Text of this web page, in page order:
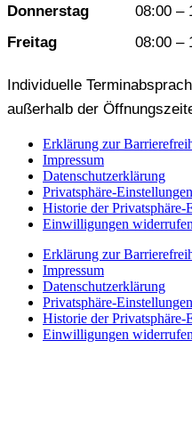
Donnerstag
08:00 –
Freitag
08:00 –
Individuelle
außerhalb der
Erklärung zur
Impressum
Datenschutzerklärung
Privatsphäre-
Historie der Privatsphäre-
Einwilligungen widerrufen
Erklärung zur
Impressum
Datenschutzerklärung
Privatsphäre-
Historie der Privatsphäre-
Einwilligungen widerrufen